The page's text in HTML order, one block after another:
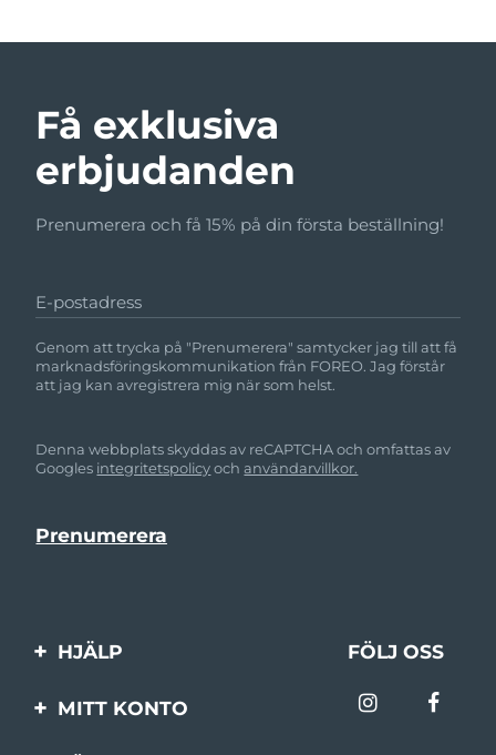
Få exklusiva
erbjudanden
Prenumerera och få 15% på din första beställning!
E-postadress
Genom att trycka på "Prenumerera" samtycker jag till att få
marknadsföringskommunikation från FOREO. Jag förstår
att jag kan avregistrera mig när som helst.
Denna webbplats skyddas av reCAPTCHA och omfattas av
Googles integritetspolicyochanvändarvillkor.
HJÄLP
Kontakta oss
FÖLJ OSS
MITT KONTO